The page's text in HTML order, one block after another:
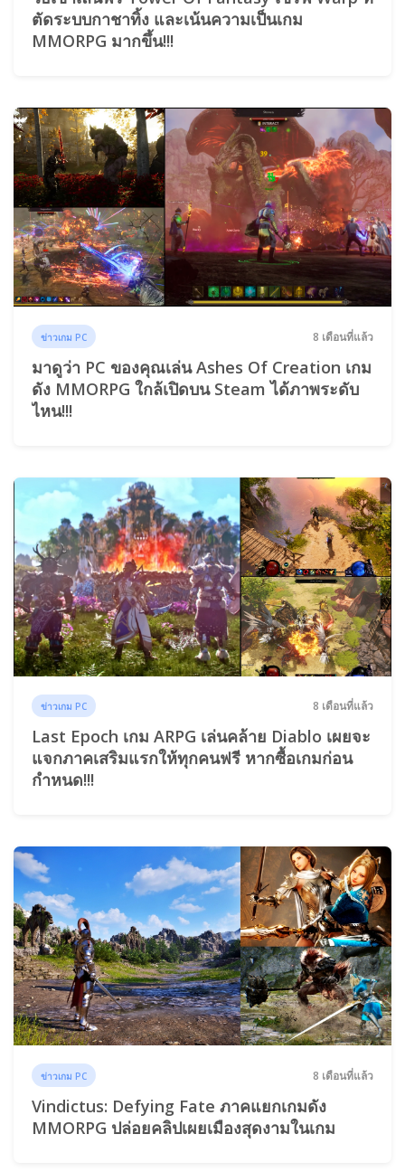
ตัดระบบกาชาทิ้ง และเน้นความเป็นเกม
MMORPG มากขึ้น!!!
ข่าวเกม PC 8 เดือนที่แล้ว
มาดูว่า PC ของคุณเล่น Ashes Of Creation เกม
ดัง MMORPG ใกล้เปิดบน Steam ได้ภาพระดับ
ไหน!!!
ข่าวเกม PC 8 เดือนที่แล้ว
Last Epoch เกม ARPG เล่นคล้าย Diablo เผยจะ
แจกภาคเสริมแรกให้ทุกคนฟรี หากซื้อเกมก่อน
กำหนด!!!
ข่าวเกม PC 8 เดือนที่แล้ว
Vindictus: Defying Fate ภาคแยกเกมดัง
MMORPG ปล่อยคลิปเผยเมืองสุดงามในเกม